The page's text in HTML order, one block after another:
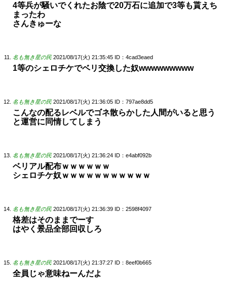
4等兵が騒いでくれたお陰で20万石に追加で3等も貰えち
まったわ
さんきゅーな
名も無き星の民 2021/08/17(火) 21:35:45 ID：4cad3eaed
1等のシェロチケでベリ交換した奴wwwwwwwww
名も無き星の民 2021/08/17(火) 21:36:05 ID：797ae8dd5
こんなの配るレベルでゴネ散らかした人間がいると思う
と運営に同情してしまう
名も無き星の民 2021/08/17(火) 21:36:24 ID：e4abf092b
ベリアル配布ｗｗｗｗｗｗ
シェロチケ奴ｗｗｗｗｗｗｗｗｗｗｗ
名も無き星の民 2021/08/17(火) 21:36:39 ID：2598f4097
格差はそのままでーす
はやく景品全部回収しろ
名も無き星の民 2021/08/17(火) 21:37:27 ID：8eef0b665
全員じゃ意味ねーんだよ